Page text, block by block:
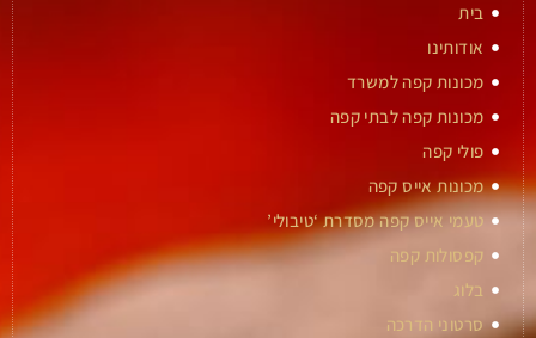
בית
אודותינו
מכונות קפה למשרד
מכונות קפה לבתי קפה
פולי קפה
מכונות אייס קפה
טעמי אייס קפה מסדרת ‘טיבולי’
קפסולות קפה
בלוג
סרטוני הדרכה